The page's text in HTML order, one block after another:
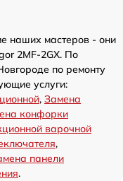
наших мастеров - они
2MF-2GX. По
по ремонту
услуги:
, Замена
конфорки
варочной
,
панели
.